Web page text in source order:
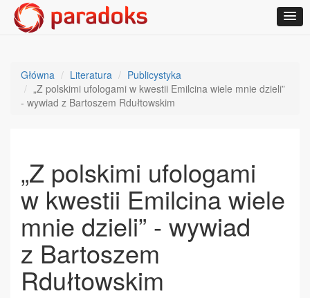
Główna Literatura
Publicystyka
„Z polskimi ufologami w kwestii Emilcina wiele mnie dzieli”
- wywiad z Bartoszem Rdułtowskim
„Z polskimi ufologami
w kwestii Emilcina wiele
mnie dzieli” - wywiad
z Bartoszem
Rdułtowskim